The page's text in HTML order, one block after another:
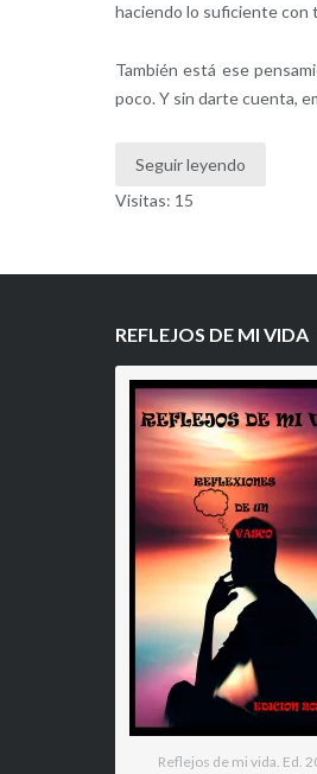
haciendo lo suficiente con
También está ese
poco. Y sin darte cuenta,
Seguir leyendo
Visitas: 15
REFLEJOS DE MI VIDA
Reflejos de mi vida. Ed.